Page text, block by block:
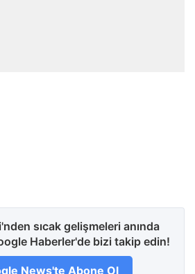
sıcak gelişmeleri anında
Haberler'de bizi takip edin!
News'te Abone Ol